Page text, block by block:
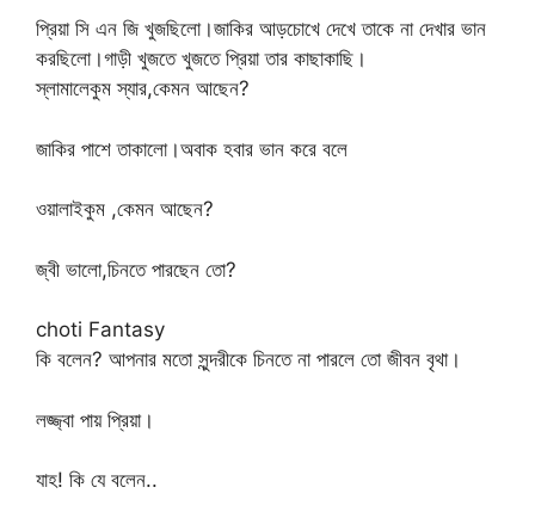
প্রিয়া সি এন জি খুজছিলো।জাকির আড়চোখে দেখে তাকে না দেখার ভান
করছিলো।গাড়ী খুজতে খুজতে প্রিয়া তার কাছাকাছি।
স্লামালেকুম স্যার,কেমন আছেন?
জাকির পাশে তাকালো।অবাক হবার ভান করে বলে
ওয়ালাইকুম ,কেমন আছেন?
জ্বী ভালো,চিনতে পারছেন তো?
choti Fantasy
কি বলেন? আপনার মতো সুন্দরীকে চিনতে না পারলে তো জীবন বৃথা।
লজ্জ্বা পায় প্রিয়া।
যাহ! কি যে বলেন..